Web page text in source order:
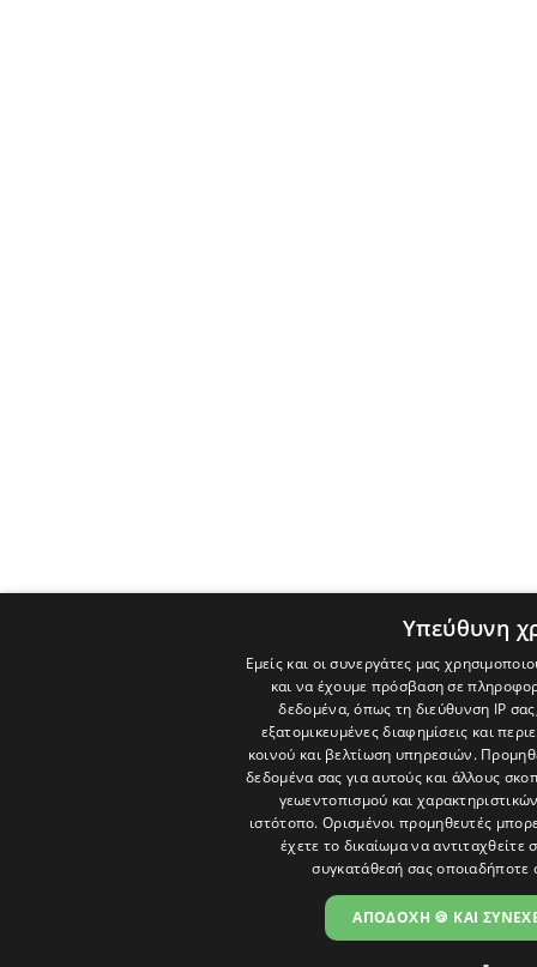
Υπεύθυνη
Εμείς και οι συνεργάτες μας
και να έχουμε πρόσβαση σε
δεδομένα, όπως τη διεύθυνση IP
εξατομικευμένες διαφημίσεις και
κοινού και βελτίωση υπηρεσιών.
δεδομένα σας για αυτούς και άλλους
γεωεντοπισμού και
ιστότοπο. Ορισμένοι προμηθευτές
έχετε το δικαίωμα να αντιταχθείτε
συγκατάθεσή σας οποιαδήποτε
ΑΠΟΔΟΧΗ 🍪 ΚΑΙ